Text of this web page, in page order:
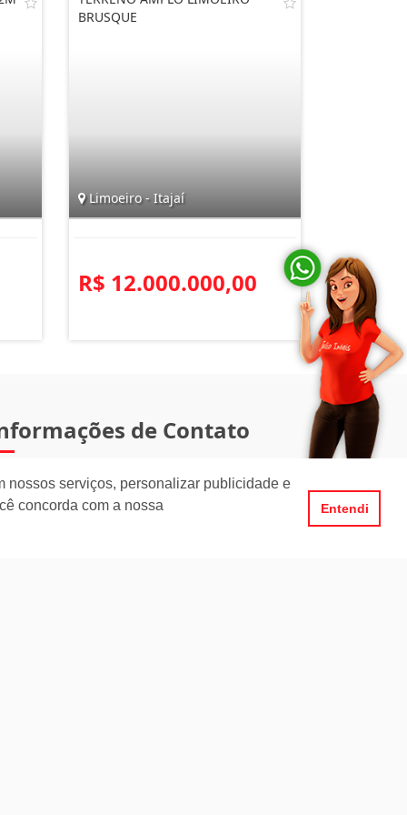
nossos serviços, personalizar publicidade e
concorda com a nossa
Entendi
BRUSQUE
Limoeiro - Itajaí
R$ 12.000.000,00
de Contato
(47) 3351-1062